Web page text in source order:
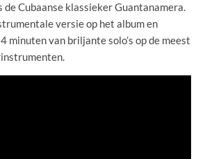
de Cubaanse klassieker Guantanamera.
versie op het album en
minuten van briljante solo’s op de meest